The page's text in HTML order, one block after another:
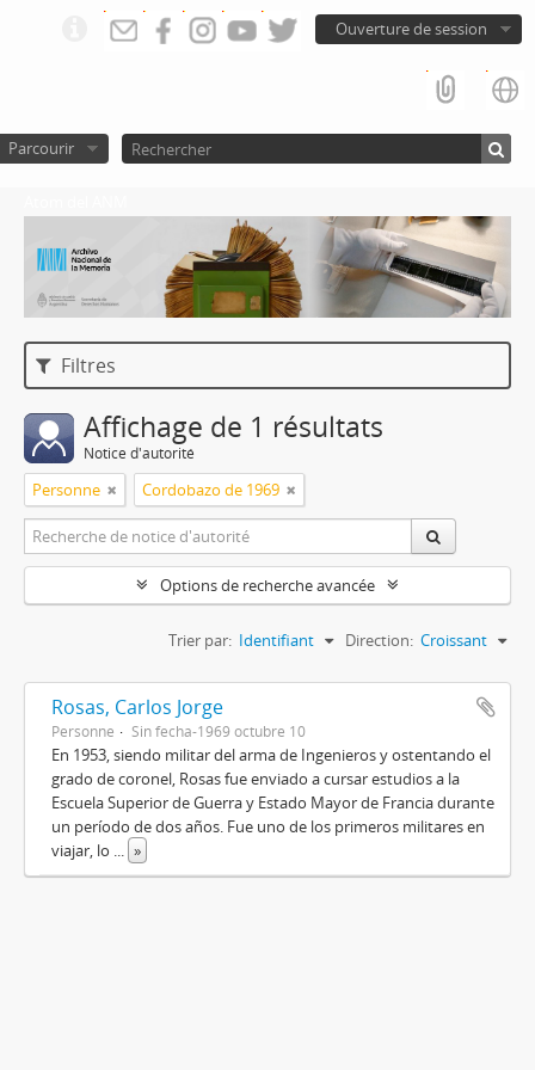
Ouverture de session
Parcourir
Filtres
Affichage de 1 résultats
Notice d'autorité
Personne Cordobazo de 1969
Options de recherche avancée
Trier par: Identifiant Direction: Croissant
Rosas, Carlos Jorge
Personne Sin fecha-1969 octubre 10
En 1953, siendo militar del arma de Ingenieros y ostentando el
grado de coronel, Rosas fue enviado a cursar estudios a la
Escuela Superior de Guerra y Estado Mayor de Francia durante
un período de dos años. Fue uno de los primeros militares en
viajar, lo ... »